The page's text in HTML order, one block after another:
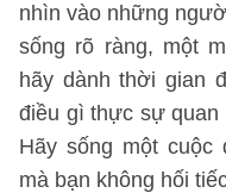
nhìn vào những
sống rõ ràng, một
hãy dành thời gian
điều gì thực sự quan
Hãy sống một
mà bạn không hối